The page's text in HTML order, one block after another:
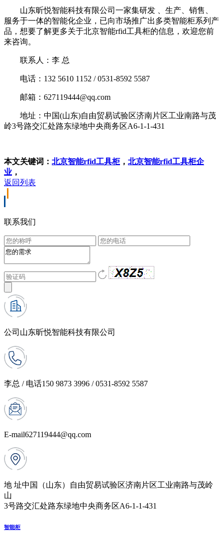
山东昕悦智能科技有限公司一家集研发 、生产、销售、
服务于一体的智能化企业，已向市场推广出多类智能柜系列产
品，想要了解更多关于北京智能rfid工具柜的信息，欢迎您前
来咨询。
联系人：李 总
电话：132 5610 1152 / 0531-8592 5587
邮箱：627119444@qq.com
地址：中国(山东)自由贸易试验区济南片区工业南路与茂
岭3号路交汇处路东绿地中央商务区A6-1-1-431
本文关键词： 北京智能rfid工具柜， 北京智能rfid工具柜企
业 ，
返回列表
联系我们
公司 山东昕悦智能科技有限公司
李总 / 电话150 9873 3996 / 0531-8592 5587
E-mail627119444@qq.com
地 址中国（山东）自由贸易试验区济南片区工业南路与茂岭
山
3号路交汇处路东绿地中央商务区A6-1-1-431
智能柜